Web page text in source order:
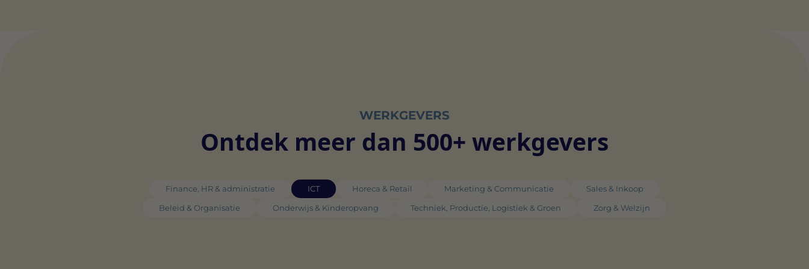
WERKGEVERS
Ontdek meer dan 500+ werkgevers
Finance, HR & administratie ICT Horeca & Retail Marketing & Communicatie
Sales & Inkoop
Beleid & Organisatie
Onderwijs & Kinderopvang Techniek, Productie, Logistiek & Groen Zorg & Welzijn